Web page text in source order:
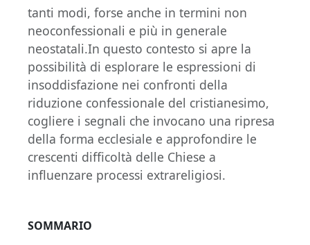
tanti modi, forse anche in termini non
neoconfessionali e più in generale
neostatali.In questo contesto si apre la
possibilità di esplorare le espressioni di
insoddisfazione nei confronti della
riduzione confessionale del cristianesimo,
cogliere i segnali che invocano una ripresa
della forma ecclesiale e approfondire le
crescenti difficoltà delle Chiese a
influenzare processi extrareligiosi.
SOMMARIO